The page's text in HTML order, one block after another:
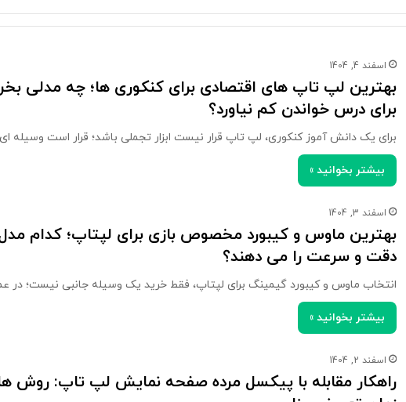
اسفند 4, 1404
بهترین لپ تاپ های اقتصادی برای کنکوری ها؛ چه مدلی
برای درس خواندن کم نیاورد؟
برای یک دانش آموز کنکوری، لپ تاپ قرار نیست ابزار تجملی باشد؛ قرار است وسیله
بیشتر بخوانید »
اسفند 3, 1404
دقت و سرعت را می دهند؟
انتخاب ماوس و کیبورد گیمینگ برای لپتاپ، فقط خرید یک وسیله جانبی نیست؛ در
بیشتر بخوانید »
اسفند 2, 1404
راهکار مقابله با پیکسل مرده صفحه نمایش لپ تاپ: روش